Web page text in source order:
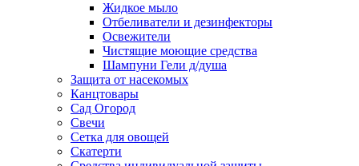
Жидкое мыло
Отбеливатели и дезинфекторы
Освежители
Чистящие моющие средства
Шампуни Гели д/душа
Защита от насекомых
Канцтовары
Сад Огород
Свечи
Сетка для овощей
Скатерти